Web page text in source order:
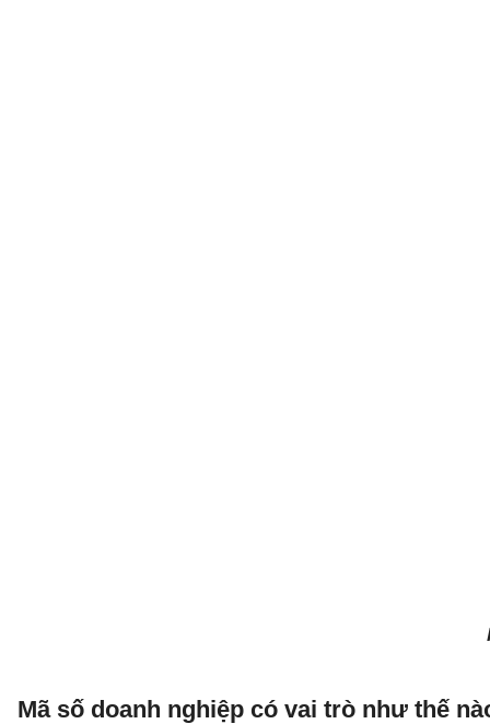
Mã số doanh nghiệp có vai trò như thế